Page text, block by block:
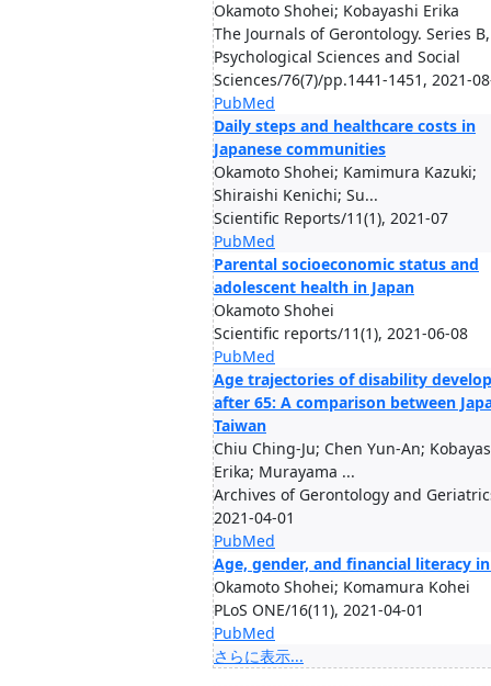
Okamoto Shohei; Kobayashi Erika
The Journals of Gerontology. Series B,
Psychological Sciences and Social
Sciences/76(7)/pp.1441-1451, 2021-
PubMed
Daily steps and healthcare costs in
Japanese communities
Okamoto Shohei; Kamimura Kazuki;
Shiraishi Kenichi; Su...
Scientific Reports/11(1), 2021-07
PubMed
Parental socioeconomic status and
adolescent health in Japan
Okamoto Shohei
Scientific reports/11(1), 2021-06-08
PubMed
Age trajectories of disability
after 65: A comparison between
Taiwan
Chiu Ching-Ju; Chen Yun-An;
Erika; Murayama ...
Archives of Gerontology and
2021-04-01
PubMed
Age, gender, and financial literacy in
Okamoto Shohei; Komamura Kohei
PLoS ONE/16(11), 2021-04-01
PubMed
さらに表示...